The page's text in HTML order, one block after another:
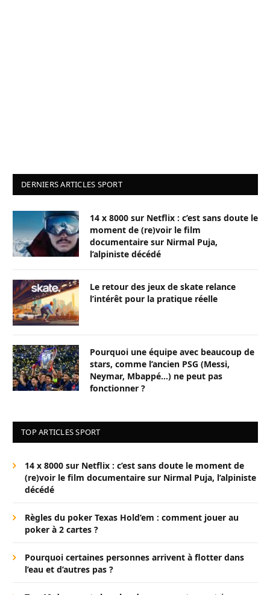
DERNIERS ARTICLES SPORT
14 x 8000 sur Netflix : c’est sans doute le
moment de (re)voir le film
documentaire sur Nirmal Puja,
l’alpiniste décédé
Le retour des jeux de skate relance
l’intérêt pour la pratique réelle
Pourquoi une équipe avec beaucoup de
stars, comme l’ancien PSG (Messi,
Neymar, Mbappé…) ne peut pas
fonctionner ?
TOP ARTICLES SPORT
14 x 8000 sur Netflix : c’est sans doute le moment de
(re)voir le film documentaire sur Nirmal Puja, l’alpiniste
décédé
Règles du poker Texas Hold’em : comment jouer au
poker à 2 cartes ?
Pourquoi certaines personnes arrivent à flotter dans
l’eau et d’autres pas ?